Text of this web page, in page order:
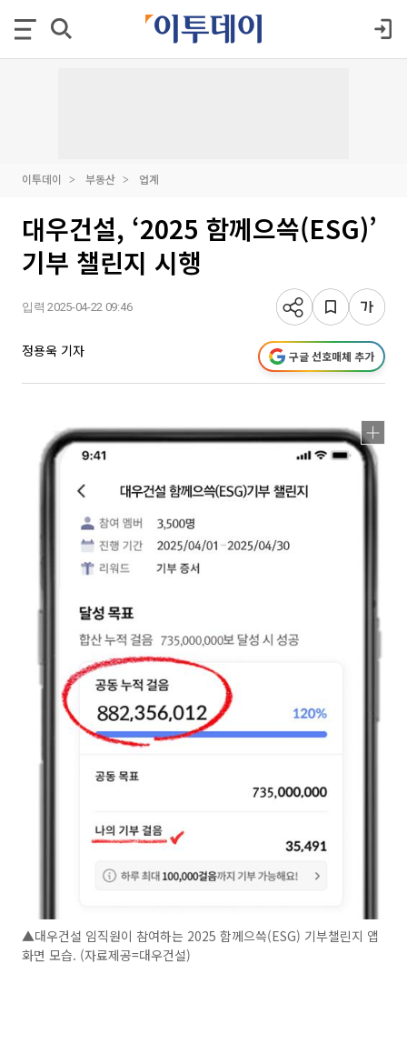
이투데이 부동산 업계
대우건설, ‘2025 함께으쓱(ESG)’
기부 챌린지 시행
입력 2025-04-22 09:46
정용욱 기자 구글 선호매체 추가
▲대우건설 임직원이 참여하는 2025 함께으쓱(ESG) 기부챌린지 앱
화면 모습. (자료제공=대우건설)